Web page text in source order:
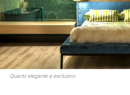
Quarto elegante e exclusivo